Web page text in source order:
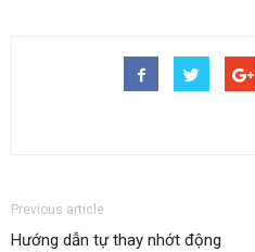
Previous article
Hướng dẫn tự thay nhớt động